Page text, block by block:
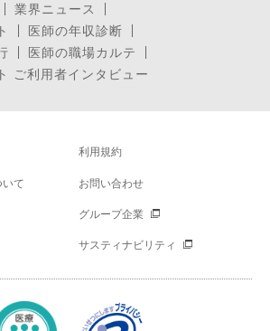
業界ニュース
医師の年収診断
医師の職場カルテ
ご利用者インタビュー
利用規約
て お問い合わせ
グループ企業
サスティナビリティ